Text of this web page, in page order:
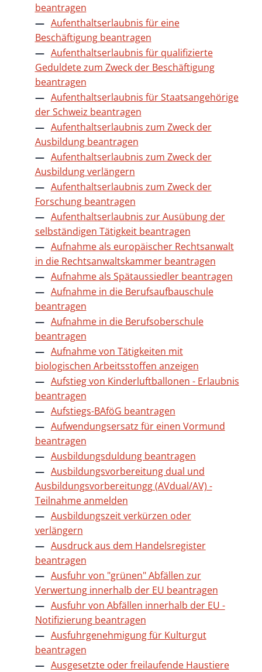
beantragen
Aufenthaltserlaubnis für eine
Beschäftigung beantragen
Aufenthaltserlaubnis für qualifizierte
Geduldete zum Zweck der Beschäftigung
beantragen
Aufenthaltserlaubnis für Staatsangehörige
der Schweiz beantragen
Aufenthaltserlaubnis zum Zweck der
Ausbildung beantragen
Aufenthaltserlaubnis zum Zweck der
Ausbildung verlängern
Aufenthaltserlaubnis zum Zweck der
Forschung beantragen
Aufenthaltserlaubnis zur Ausübung der
selbständigen Tätigkeit beantragen
Aufnahme als europäischer Rechtsanwalt
in die Rechtsanwaltskammer beantragen
Aufnahme als Spätaussiedler beantragen
Aufnahme in die Berufsaufbauschule
beantragen
Aufnahme in die Berufsoberschule
beantragen
Aufnahme von Tätigkeiten mit
biologischen Arbeitsstoffen anzeigen
Aufstieg von Kinderluftballonen - Erlaubnis
beantragen
Aufstiegs-BAföG beantragen
Aufwendungsersatz für einen Vormund
beantragen
Ausbildungsduldung beantragen
Ausbildungsvorbereitung dual und
Ausbildungsvorbereitungg (AVdual/AV) -
Teilnahme anmelden
Ausbildungszeit verkürzen oder
verlängern
Ausdruck aus dem Handelsregister
beantragen
Ausfuhr von "grünen" Abfällen zur
Verwertung innerhalb der EU beantragen
Ausfuhr von Abfällen innerhalb der EU -
Notifizierung beantragen
Ausfuhrgenehmigung für Kulturgut
beantragen
Ausgesetzte oder freilaufende Haustiere